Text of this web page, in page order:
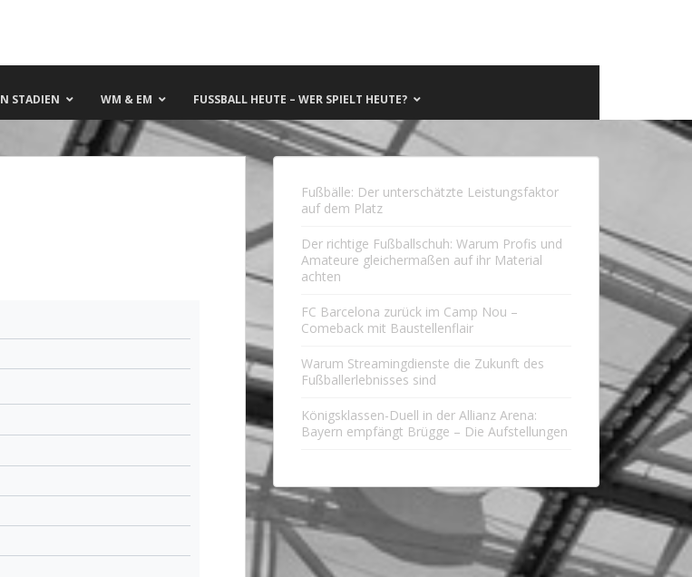
STADIEN WM & EM FUSSBALL HEUTE – WER SPIELT HEUTE?
Fußbälle: Der unterschätzte Leistungsfaktor
auf dem Platz
Der richtige Fußballschuh: Warum Profis und
Amateure gleichermaßen auf ihr Material
achten
FC Barcelona zurück im Camp Nou –
Comeback mit Baustellenflair
Warum Streamingdienste die Zukunft des
Fußballerlebnisses sind
Königsklassen-Duell in der Allianz Arena:
Bayern empfängt Brügge – Die Aufstellungen